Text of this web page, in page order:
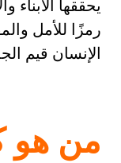
يحققها
رمزًا للأمل
الإنسان قيم
من هو